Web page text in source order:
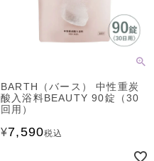
BARTH（バース） 中性重炭
酸入浴料BEAUTY 90錠（30
回用）
¥7,590税込